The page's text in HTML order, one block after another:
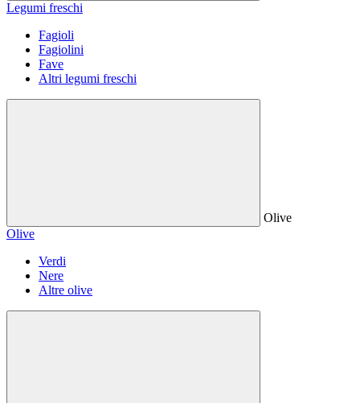
Legumi freschi
Fagioli
Fagiolini
Fave
Altri legumi freschi
Olive
Olive
Verdi
Nere
Altre olive